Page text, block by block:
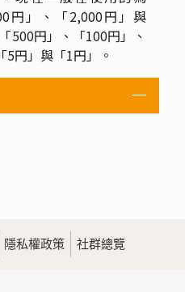
円」、「2,000円」與
500円」、「100円」、
5円」與「1円」。
隱私權政策 社群總覽